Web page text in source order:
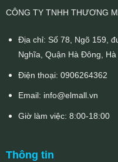
CÔNG TY TNHH THƯƠNG
Địa chỉ: Số 78, Ngõ 159,
Nghĩa, Quận Hà Đông, Hà
Điện thoại: 0906264362
Email: info@elmall.vn
Giờ làm việc: 8:00-18:00
Thông tin